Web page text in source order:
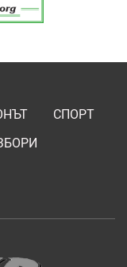
СПОРТ